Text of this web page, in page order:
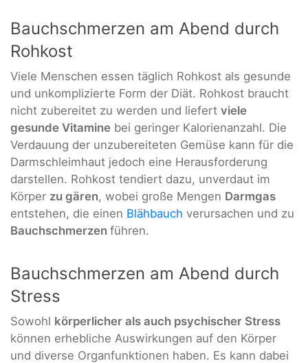
Bauchschmerzen am Abend durch
Rohkost
Viele Menschen essen täglich Rohkost als gesunde
und unkomplizierte Form der Diät. Rohkost braucht
nicht zubereitet zu werden und liefert viele
gesunde Vitamine bei geringer Kalorienanzahl. Die
Verdauung der unzubereiteten Gemüse kann für die
Darmschleimhaut jedoch eine Herausforderung
darstellen. Rohkost tendiert dazu, unverdaut im
Körper zu gären, wobei große Mengen Darmgas
entstehen, die einen Blähbauch verursachen und zu
Bauchschmerzen führen.
Bauchschmerzen am Abend durch
Stress
Sowohl körperlicher als auch psychischer Stress
können erhebliche Auswirkungen auf den Körper
und diverse Organfunktionen haben. Es kann dabei